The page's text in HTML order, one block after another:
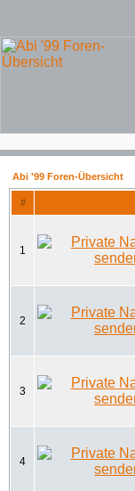
Abi '99 Foren-Übersicht
#
1
2
3
4